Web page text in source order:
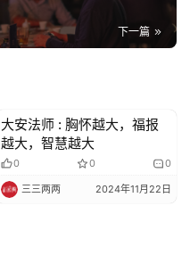
下一篇
八点僧音
大安法师 : 胸怀越大，福报
越大，智慧越大
0 0 0
三三两两 2024年11月22日